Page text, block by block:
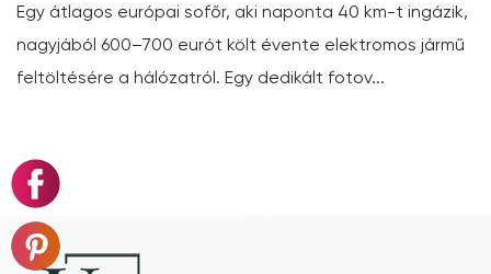
sofőr, aki naponta 40 km-t ingázik,
eurót költ évente elektromos jármű
Egy dedikált fotov...
314 Ah-s, nagy
a Deye GE-F
akkumulátor-